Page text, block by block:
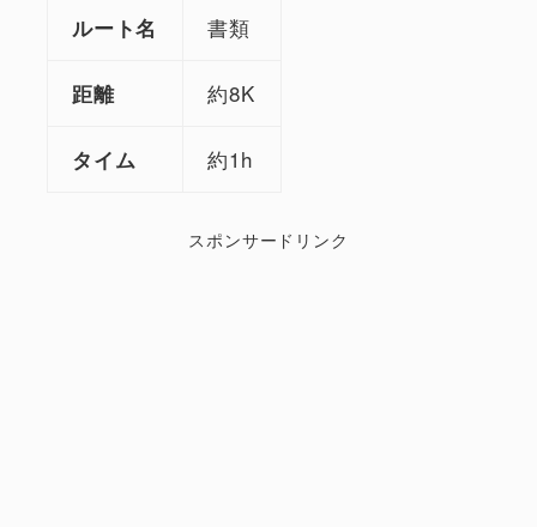
ルート名 書類
距離 約8K
タイム 約1h
スポンサードリンク